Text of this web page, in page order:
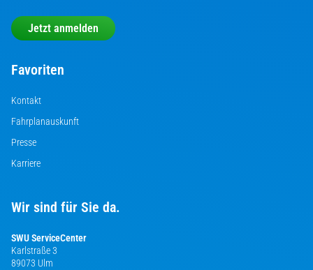
Jetzt anmelden
Favoriten
Kontakt
Fahrplanauskunft
Presse
Karriere
Wir sind für Sie da.
SWU ServiceCenter
Karlstraße 3
89073 Ulm